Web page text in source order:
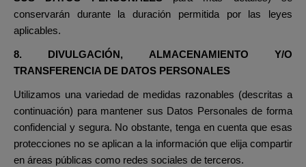
conservarán durante la duración permitida por las leyes
aplicables.
8. DIVULGACIÓN, ALMACENAMIENTO Y/O
TRANSFERENCIA DE DATOS PERSONALES
Utilizamos una variedad de medidas razonables (descritas a
continuación) para mantener sus Datos Personales de forma
confidencial y segura. No obstante, tenga en cuenta que esas
protecciones no se aplican a la información que elija compartir
en áreas públicas como redes sociales de terceros.